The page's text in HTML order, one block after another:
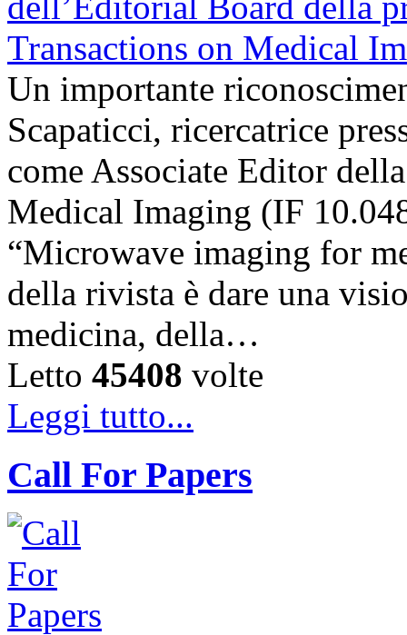
Un importante
Scapaticci, ricercatrice
come Associate Editor
Medical Imaging (IF
“Microwave imaging for
della rivista è dare una
medicina, della…
Letto 45408 volte
Leggi tutto...
Call For Papers